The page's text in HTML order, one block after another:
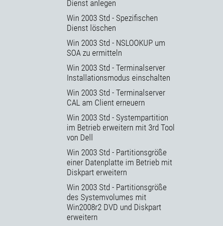
Dienst anlegen
Win 2003 Std - Spezifischen
Dienst löschen
Win 2003 Std - NSLOOKUP um
SOA zu ermitteln
Win 2003 Std - Terminalserver
Installationsmodus einschalten
Win 2003 Std - Terminalserver
CAL am Client erneuern
Win 2003 Std - Systempartition
im Betrieb erweitern mit 3rd Tool
von Dell
Win 2003 Std - Partitionsgröße
einer Datenplatte im Betrieb mit
Diskpart erweitern
Win 2003 Std - Partitionsgröße
des Systemvolumes mit
Win2008r2 DVD und Diskpart
erweitern